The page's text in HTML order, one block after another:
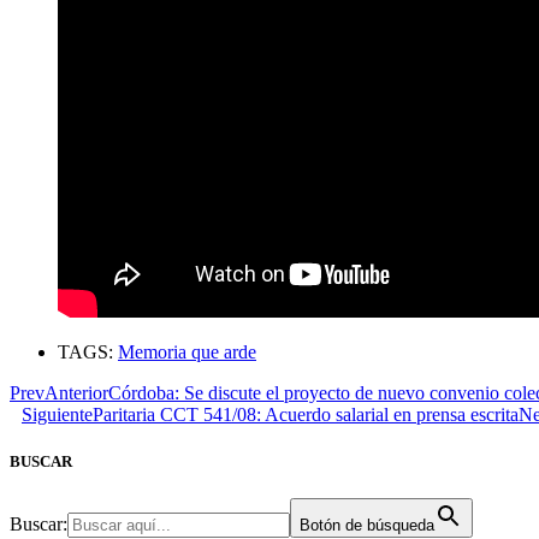
TAGS: Memoria que arde
PrevAnteriorCórdoba: Se discute el proyecto de nuevo convenio
SiguienteParitaria CCT 541/08: Acuerdo salarial en prensa escrita
BUSCAR
Buscar: Botón de búsqueda